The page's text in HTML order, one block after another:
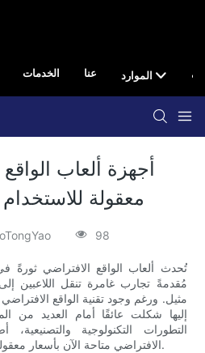
الخدمات عنا الموارد
أجهزة ألعاب
معقولة
98
تُحدث ألعاب الواقع الافتراضي ثورةً
مُقدمةً تجارب غامرة تنقل اللاعبين
مثيل. ورغم وجود تقنية الواقع
إليها شكلت عائقًا أمام العديد من
التطورات التكنولوجية
الافتراضي متاحة الآن بأسعار معقولة للاستخدام المنزلي والتجاري.